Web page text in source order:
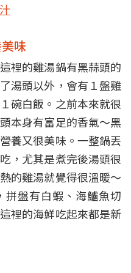
味
裡的雞湯鍋有黑蒜頭的
湯頭以外，會有１盤雞
碗白飯。之前本來就很
本身有富足的香氣～黑
養又很美味。一整鍋丟
，尤其是煮完後湯頭很
的雞湯就覺得很溫暖～
拼盤有白蝦、海鱸魚切
裡的海鮮吃起來都是新